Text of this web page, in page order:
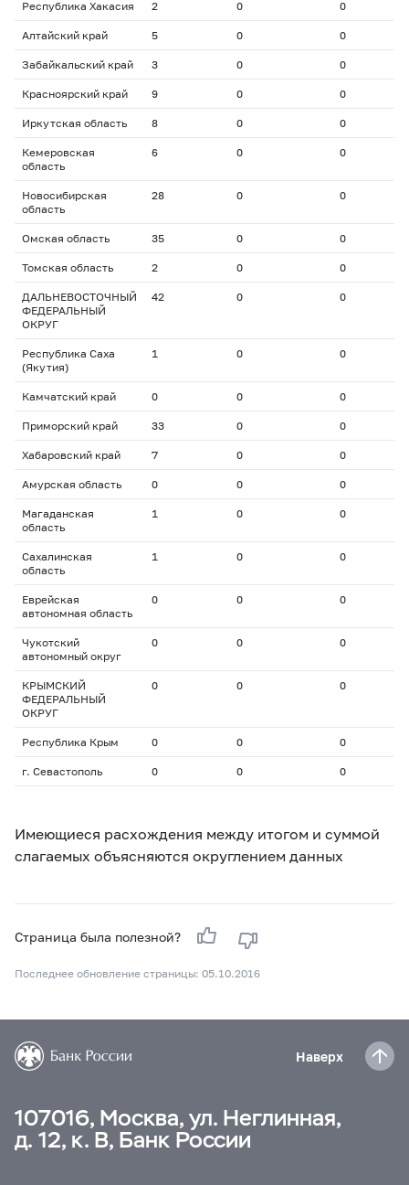
Республика Хакасия 2 0 0
Алтайский край 5 0 0
Забайкальский край 3 0 0
Красноярский край 9 0 0
Иркутская область 8 0 0
Кемеровская
область
6 0 0
Новосибирская
область
28 0 0
Омская область 35 0 0
Томская область 2 0 0
ДАЛЬНЕВОСТОЧНЫЙ
ФЕДЕРАЛЬНЫЙ
ОКРУГ
42 0 0
Республика Саха
(Якутия)
1 0 0
Камчатский край 0 0 0
Приморский край 33 0 0
Хабаровский край 7 0 0
Амурская область 0 0 0
Магаданская
область
1 0 0
Сахалинская
область
1 0 0
Еврейская
автономная область
0 0 0
Чукотский
автономный округ
0 0 0
КРЫМСКИЙ
ФЕДЕРАЛЬНЫЙ
ОКРУГ
0 0 0
Республика Крым 0 0 0
г. Севастополь 0 0 0
Имеющиеся расхождения между итогом и суммой
слагаемых объясняются округлением данных
Страница была полезной?
Последнее обновление страницы: 05.10.2016
Наверх
107016, Москва, ул. Неглинная,
д. 12, к. В, Банк России